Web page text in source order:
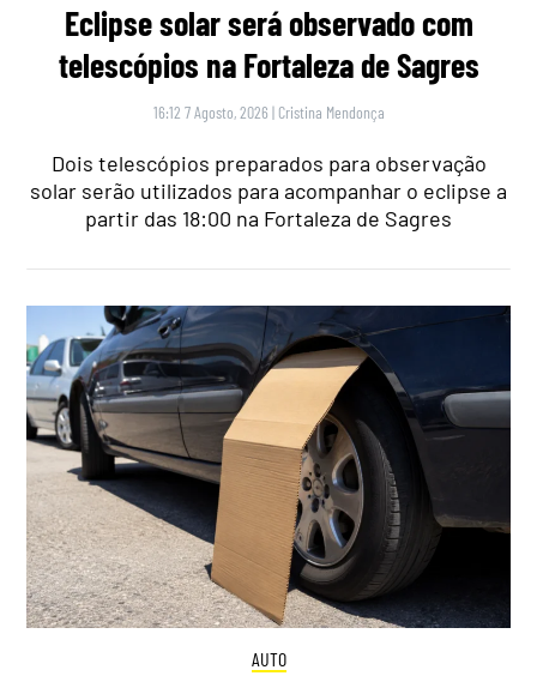
Eclipse solar será observado com
telescópios na Fortaleza de Sagres
16:12 7 Agosto, 2026 | Cristina Mendonça
Dois telescópios preparados para observação
solar serão utilizados para acompanhar o eclipse a
partir das 18:00 na Fortaleza de Sagres
AUTO